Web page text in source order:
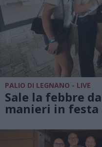
PALIO DI LEGNANO - LIVE
Sale la febbre
manieri in festa